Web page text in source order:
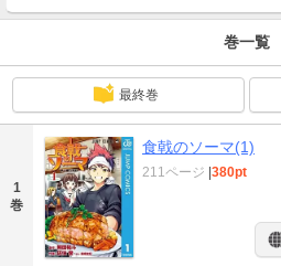
巻一覧
最終巻
1
巻
食戟のソーマ(1)
211ページ 380pt